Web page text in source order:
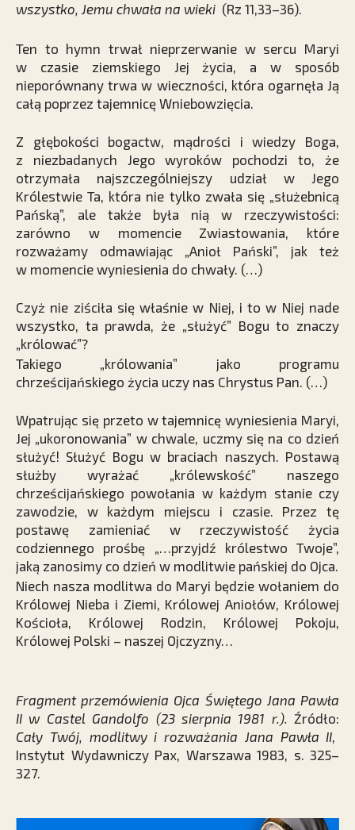
wszystko, Jemu chwała na wieki (Rz 11,33–36).
Ten to hymn trwał nieprzerwanie w sercu Maryi
w czasie ziemskiego Jej życia, a w sposób
nieporównany trwa w wieczności, która ogarnęła Ją
całą poprzez tajemnicę Wniebowzięcia.
Z głębokości bogactw, mądrości i wiedzy Boga,
z niezbadanych Jego wyroków pochodzi to, że
otrzymała najszczególniejszy udział w Jego
Królestwie Ta, która nie tylko zwała się „służebnicą
Pańską”, ale także była nią w rzeczywistości:
zarówno w momencie Zwiastowania, które
rozważamy odmawiając „Anioł Pański”, jak też
w momencie wyniesienia do chwały. (…)
Czyż nie ziściła się właśnie w Niej, i to w Niej nade
wszystko, ta prawda, że „służyć” Bogu to znaczy
„królować”?
Takiego „królowania” jako programu
chrześcijańskiego życia uczy nas Chrystus Pan. (…)
Wpatrując się przeto w tajemnicę wyniesienia Maryi,
Jej „ukoronowania” w chwale, uczmy się na co dzień
służyć! Służyć Bogu w braciach naszych. Postawą
służby wyrażać „królewskość” naszego
chrześcijańskiego powołania w każdym stanie czy
zawodzie, w każdym miejscu i czasie. Przez tę
postawę zamieniać w rzeczywistość życia
codziennego prośbę „…przyjdź królestwo Twoje”,
jaką zanosimy co dzień w modlitwie pańskiej do Ojca.
Niech nasza modlitwa do Maryi będzie wołaniem do
Królowej Nieba i Ziemi, Królowej Aniołów, Królowej
Kościoła, Królowej Rodzin, Królowej Pokoju,
Królowej Polski – naszej Ojczyzny…
Fragment przemówienia Ojca Świętego Jana Pawła
II w Castel Gandolfo (23 sierpnia 1981 r.). Źródło:
Cały Twój, modlitwy i rozważania Jana Pawła II,
Instytut Wydawniczy Pax, Warszawa 1983, s. 325–
327.